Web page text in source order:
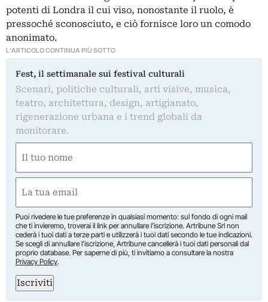
potenti di Londra il cui viso, nonostante il ruolo, è
pressoché sconosciuto, e ciò fornisce loro un comodo
anonimato.
L'ARTICOLO CONTINUA PIÙ SOTTO
Fest, il settimanale sui festival culturali
Scenari, politiche culturali, arti visive, musica,
teatro, architettura, design, artigianato,
rigenerazione urbana e i trend globali da
monitorare.
(Obbligatorio)
(Obbligatorio)
Puoi rivedere le tue preferenze in qualsiasi momento: sul fondo di ogni mail
che ti invieremo, troverai il link per annullare l’iscrizione. Artribune Srl non
cederà i tuoi dati a terze parti e utilizzerà i tuoi dati secondo le tue indicazioni.
Se scegli di annullare l’iscrizione, Artribune cancellerà i tuoi dati personali dal
proprio database. Per saperne di più, ti invitiamo a consultare la nostra
Privacy Policy.
Iscriviti